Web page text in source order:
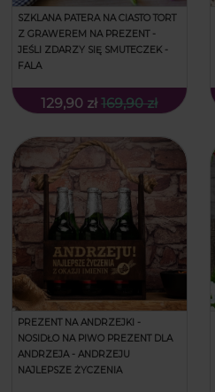
SZKLANA PATERA NA CIASTO TORT
Z GRAWEREM NA PREZENT -
JEŚLI ZDARZY SIĘ SMUTECZEK -
FALA
129,90 zł 169,90 zł
PREZENT NA ANDRZEJKI -
NOSIDŁO NA PIWO PREZENT DLA
ANDRZEJA - ANDRZEJU
NAJLEPSZE ŻYCZENIA